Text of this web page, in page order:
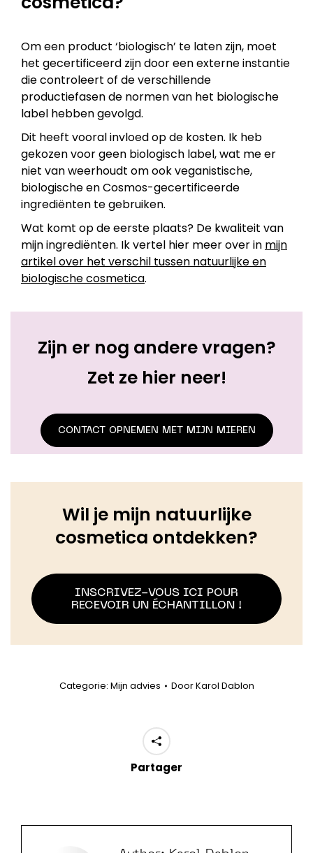
Om een product ‘biologisch’ te laten zijn, moet
het gecertificeerd zijn door een externe instantie
die controleert of de verschillende
productiefasen de normen van het biologische
label hebben gevolgd.
Dit heeft vooral invloed op de kosten. Ik heb
gekozen voor geen biologisch label, wat me er
niet van weerhoudt om ook veganistische,
biologische en Cosmos-gecertificeerde
ingrediënten te gebruiken.
Wat komt op de eerste plaats? De kwaliteit van
mijn ingrediënten. Ik vertel hier meer over in mijn
artikel over het verschil tussen natuurlijke en
biologische cosmetica.
Zijn er nog andere vragen?
Zet ze hier neer!
CONTACT OPNEMEN MET MIJN MIEREN
Wil je mijn natuurlijke
cosmetica ontdekken?
INSCRIVEZ-VOUS ICI POUR
RECEVOIR UN ÉCHANTILLON !
Categorie: Mijn advies DoorKarol Dablon
Partager